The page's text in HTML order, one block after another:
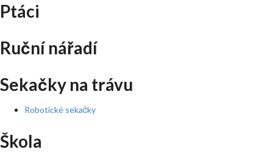
Ptáci
Ruční nářadí
Sekačky na trávu
Robotické sekačky
Škola